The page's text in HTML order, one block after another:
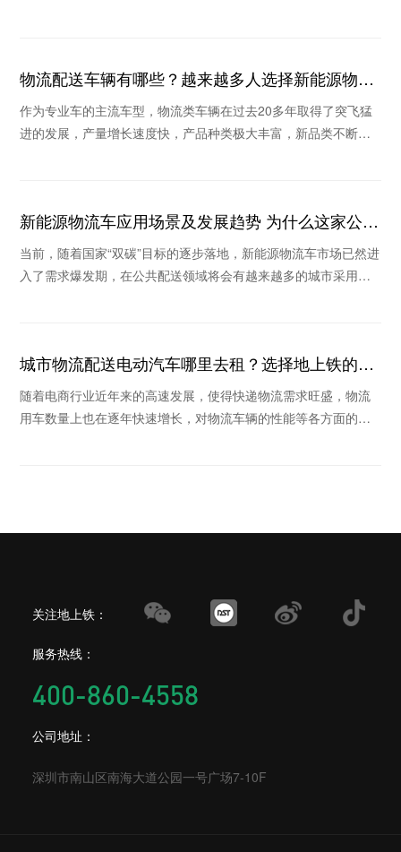
物流配送车辆有哪些？越来越多人选择新能源物流
车
作为专业车的主流车型，物流类车辆在过去20多年取得了突飞猛
进的发展，产量增长速度快，产品种类极大丰富，新品类不断涌
新能源物流车应用场景及发展趋势 为什么这家公司
被看好
当前，随着国家“双碳”目标的逐步落地，新能源物流车市场已然进
入了需求爆发期，在公共配送领域将会有越来越多的城市采用新
城市物流配送电动汽车哪里去租？选择地上铁的理
由
随着电商行业近年来的高速发展，使得快递物流需求旺盛，物流
用车数量上也在逐年快速增长，对物流车辆的性能等各方面的要
关注地上铁：
服务热线：
400-860-4558
公司地址：
深圳市南山区南海大道公园一号广场7-10F